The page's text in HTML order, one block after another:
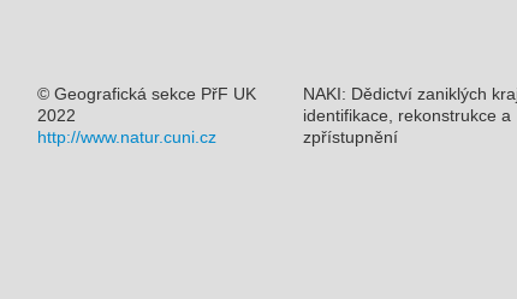
© Geografická sekce PřF UK
2022
http://www.natur.cuni.cz
NAKI: Dědictví zaniklých
identifikace, rekonstrukce a
zpřístupnění